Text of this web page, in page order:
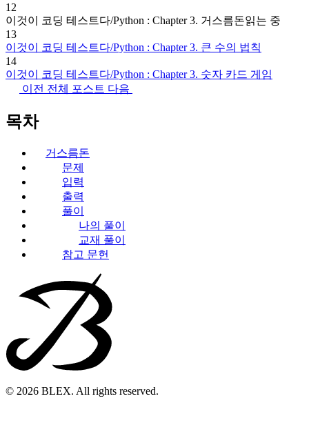
12
이것이 코딩 테스트다/Python : Chapter 3. 거스름돈읽는 중
13
이것이 코딩 테스트다/Python : Chapter 3. 큰 수의 법칙
14
이것이 코딩 테스트다/Python : Chapter 3. 숫자 카드 게임
이전 전체 포스트 다음
목차
거스름돈
문제
입력
출력
풀이
나의 풀이
교재 풀이
참고 문헌
© 2026 BLEX. All rights reserved.